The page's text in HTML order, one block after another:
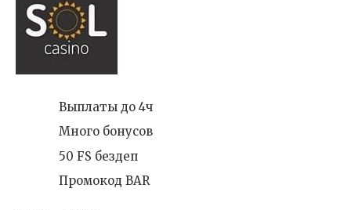
Выплаты до 4ч
Много бонусов
50 FS бездеп
Промокод BAR